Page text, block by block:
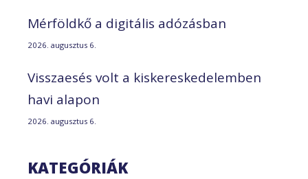
Mérföldkő a digitális adózásban
2026. augusztus 6.
Visszaesés volt a kiskereskedelemben
havi alapon
2026. augusztus 6.
KATEGÓRIÁK